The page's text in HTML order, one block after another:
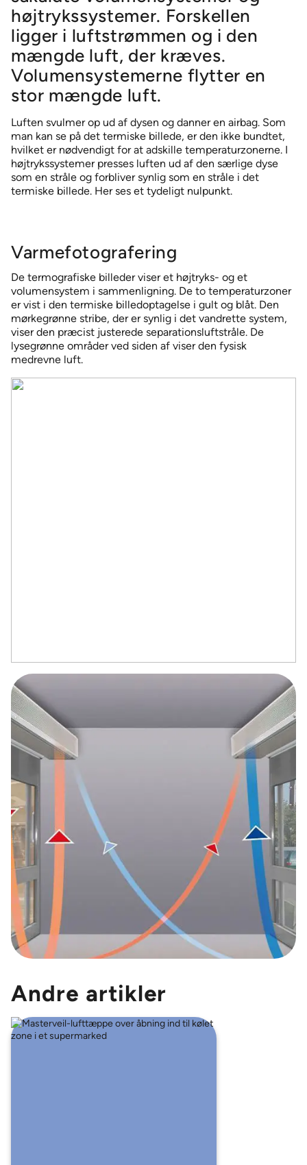
ELLIPS 380 lufttæpper
MTC lufttæpper
MVP-S 999 – Lastbiler – lufttæppe
NIGHT CURTAIN* *kun det skandinaviske marked
PORTAL 300 lufttæppe – ventilatorenhed med lav profil
ROUNDEL lufttæppe – Karruseldøre
TERMINAL lufttæppesystem – Flere døre
højtrykssystemer. Forskellen
ligger i luftstrømmen og i den
mængde luft, der kræves.
Volumensystemerne flytter en
stor mængde luft.
Luften svulmer op ud af dysen og danner en airbag. Som
man kan se på det termiske billede, er den ikke bundtet,
hvilket er nødvendigt for at adskille temperaturzonerne. I
højtrykssystemer presses luften ud af den særlige dyse
som en stråle og forbliver synlig som en stråle i det
termiske billede. Her ses et tydeligt nulpunkt.
Varmefotografering
De termografiske billeder viser et højtryks- og et
volumensystem i sammenligning. De to temperaturzoner
er vist i den termiske billedoptagelse i gult og blåt. Den
mørkegrønne stribe, der er synlig i det vandrette system,
viser den præcist justerede separationsluftstråle. De
lysegrønne områder ved siden af viser den fysisk
medrevne luft.
Andre artikler